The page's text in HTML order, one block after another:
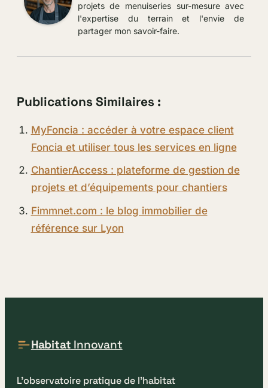
projets de menuiseries sur-mesure avec
l'expertise du terrain et l'envie de
partager mon savoir-faire.
Publications Similaires :
MyFoncia : accéder à votre espace client
Foncia et utiliser tous les services en ligne
ChantierAccess : plateforme de gestion de
projets et d’équipements pour chantiers
Fimmnet.com : le blog immobilier de
référence sur Lyon
Habitat Innovant
L'observatoire pratique de l'habitat